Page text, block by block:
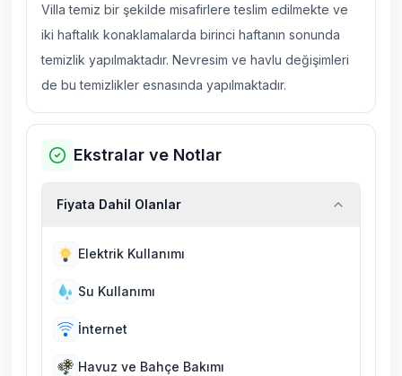
Villa temiz bir şekilde misafirlere teslim edilmekte ve
iki haftalık konaklamalarda birinci haftanın sonunda
temizlik yapılmaktadır. Nevresim ve havlu değişimleri
de bu temizlikler esnasında yapılmaktadır.
Ekstralar ve Notlar
Fiyata Dahil Olanlar
Elektrik Kullanımı
Su Kullanımı
İnternet
Havuz ve Bahçe Bakımı